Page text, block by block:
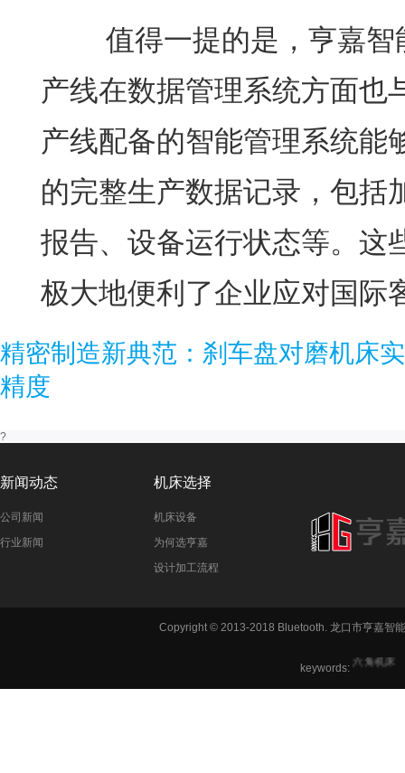
值得一提的是，亨嘉智
产线在数据管理系统方面也
产线配备的智能管理系统能
的完整生产数据记录，包括
报告、设备运行状态等。这
极大地便利了企业应对国际
精密制造新典范：刹车盘对磨机床
精度
?
新闻动态
公司新闻
行业新闻
机床选择
机床设备
为何选亨嘉
设计加工流程
Copyright © 2013-2018 Bluetooth. 龙口市亨嘉智
keywords:
六角机床